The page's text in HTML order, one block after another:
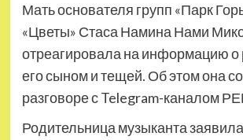
Мать основателя групп «Парк
«Цветы» Стаса Намина Нами
отреагировала на информацию о
его сыном и тещей. Об этом она
разговоре с Telegram-каналом
Родительница музыканта